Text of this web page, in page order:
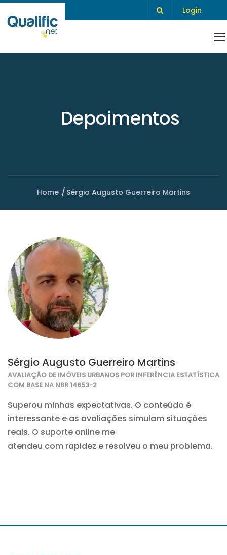
Login
Depoimentos
Home Sérgio Augusto Guerreiro Martins
Sérgio Augusto Guerreiro Martins
AVALIAÇÃO DE IMÓVEIS URBANOS POR INFERÊNCIA ESTATÍSTICA
COM BASE NA NBR 14653-2
Superou minhas expectativas. O conteúdo é
interessante e as avaliações simulam situações
reais. O suporte online me
atendeu com rapidez e resolveu o meu problema.